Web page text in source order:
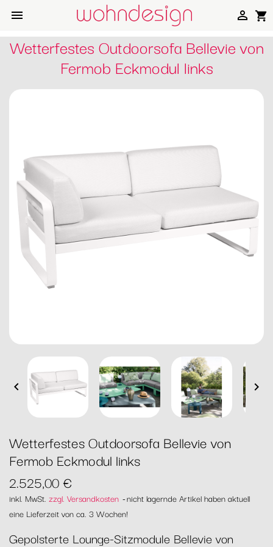
 shopping_cart

Wetterfestes Outdoorsofa Bellevie von
Fermob Eckmodul links
 
Wetterfestes Outdoorsofa Bellevie von
Fermob Eckmodul links
2.525,00 €
inkl. MwSt. zzgl. Versandkosten nicht lagernde Artikel haben aktuell
eine Lieferzeit von ca. 3 Wochen!
Gepolsterte Lounge-Sitzmodule Bellevie von